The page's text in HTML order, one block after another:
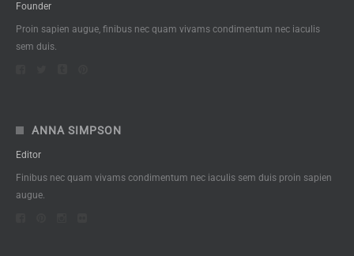
Founder
Proin sapien augue, finibus nec quam vivams condimentum nec iaculis
sem duis.
ANNA SIMPSON
Editor
Finibus nec quam vivams condimentum nec iaculis sem duis proin sapien
augue.